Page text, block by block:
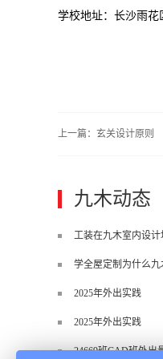
学校地址：长沙雨花
上一篇： 玄关设计原则
九木动态
工装在九木室内设
学全屋定制为什么九
2025年外出实践
2025年外出实践
24669班CAD班外出